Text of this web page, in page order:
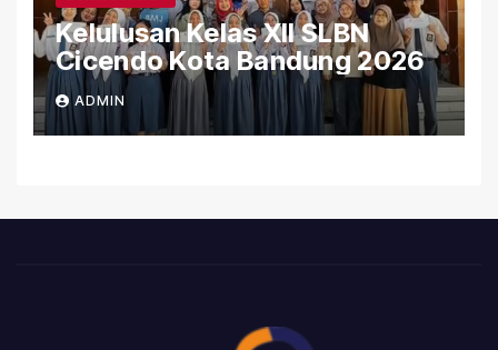
Kelulusan Kelas XII SLBN
Cicendo Kota Bandung 2026
ADMIN